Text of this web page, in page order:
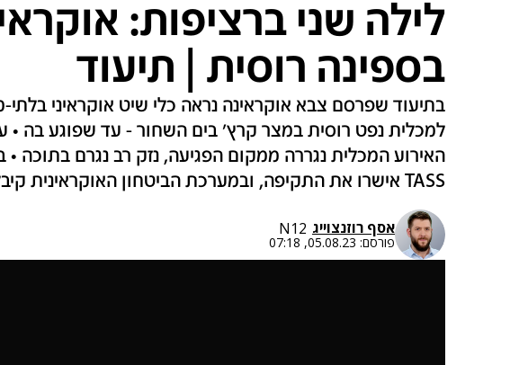
לילה שני ברציפות:
בספינה רוסית | תיעוד
בתיעוד שפרסם צבא אוקראינה נראה כלי שיט אוקראיני
למכלית נפט רוסית במצר קרץ' בים השחור - עד שפוגע בה •
האירוע המכלית נגררה ממקום הפגיעה, נזק רב נגרם בתוכה •
TASS אישרו את התקיפה, ובמערכת הביטחון האוקראינית קיבלו אחריות • צפו
אסף רוזנצוייג N12
פורסם: 05.08.23, 07:18